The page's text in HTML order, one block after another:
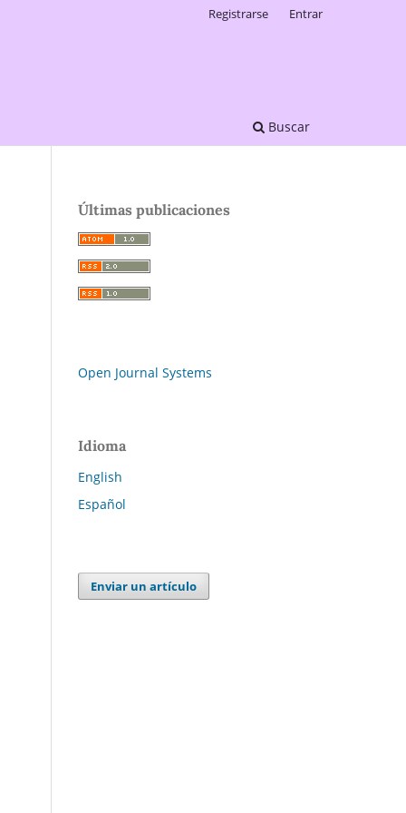
Buscar
Registrarse Entrar
Últimas publicaciones
Open Journal Systems
Idioma
English
Español
Enviar un artículo